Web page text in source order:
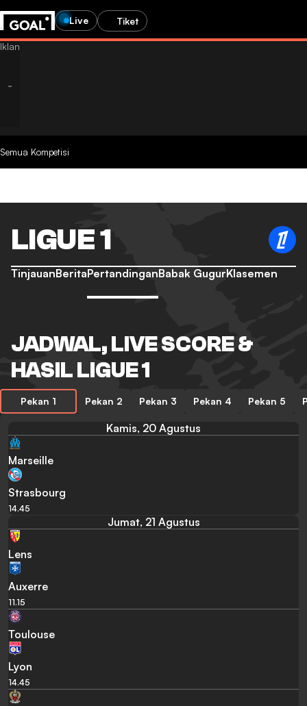
Live Tiket
Semua Kompetisi
LIGUE 1
TinjauanBeritaPertandinganBabak GugurKlasemen
JADWAL, LIVE SCORE &
HASIL LIGUE 1
Pekan 1 Pekan 2 Pekan 3 Pekan 4 Pekan 5
Kamis, 20 Agustus
Marseille
Strasbourg
14.45
Jumat, 21 Agustus
Lens
Auxerre
11.15
Toulouse
Lyon
14.45